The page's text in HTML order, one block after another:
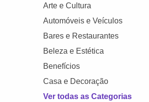
Arte e Cultura
Automóveis e Veículos
Bares e Restaurantes
Beleza e Estética
Benefícios
Casa e Decoração
Ver todas as Categorias